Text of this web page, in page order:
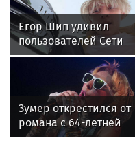
Егор Шип удивил
пользователей Сети
кардинальной сменой
своего имиджа
Зумер открестился от
романа с 64-летней
Жанной Агузаровой